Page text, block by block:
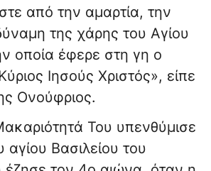
από την αμαρτία, την
της χάρης του Αγίου
οποία έφερε στη γη ο
Ιησούς Χριστός», είπε
Ονούφριος.
Του υπενθύμισε
Βασιλείου του